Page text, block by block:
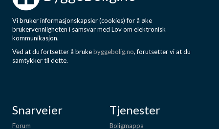
Vi bruker informasjonskapsler (cookies) for å øke
brukervennligheten i samsvar med Lov om elektronisk
kommunikasjon.
Ved at du fortsetter å brukebyggebolig.no, forutsetter vi at du
samtykker til dette.
Snarveier
Forum
Tjenester
Boligmappa